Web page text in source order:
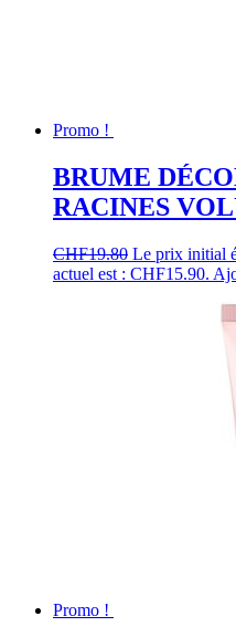
Promo !
BRUME
RACINES
CHF19.80 Le prix initial
actuel est : CHF15.90.
Promo !